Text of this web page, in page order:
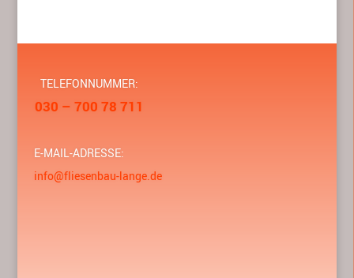
TELEFONNUMMER:
030 – 700 78 711
E-MAIL-ADRESSE:
info@fliesenbau-lange.de